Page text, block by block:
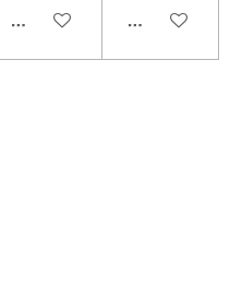
In winkelwagen In